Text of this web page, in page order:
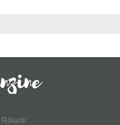
Rólunk